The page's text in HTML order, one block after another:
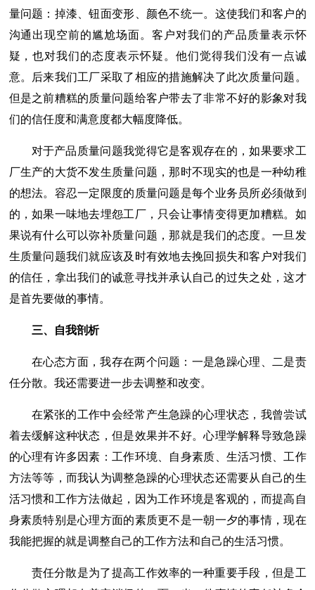
量问题：掉漆、钮面变形、颜色不统一。这使我们和客户的
沟通出现空前的尴尬场面。客户对我们的产品质量表示怀
疑，也对我们的态度表示怀疑。他们觉得我们没有一点诚
意。后来我们工厂采取了相应的措施解决了此次质量问题。
但是之前糟糕的质量问题给客户带去了非常不好的影象对我
们的信任度和满意度都大幅度降低。
对于产品质量问题我觉得它是客观存在的，如果要求工
厂生产的大货不发生质量问题，那时不现实的也是一种幼稚
的想法。容忍一定限度的质量问题是每个业务员所必须做到
的，如果一味地去埋怨工厂，只会让事情变得更加糟糕。如
果说有什么可以弥补质量问题，那就是我们的态度。一旦发
生质量问题我们就应该及时有效地去挽回损失和客户对我们
的信任，拿出我们的诚意寻找并承认自己的过失之处，这才
是首先要做的事情。
三、自我剖析
在心态方面，我存在两个问题：一是急躁心理、二是责
任分散。我还需要进一步去调整和改变。
在紧张的工作中会经常产生急躁的心理状态，我曾尝试
着去缓解这种状态，但是效果并不好。心理学解释导致急躁
的心理有许多因素：工作环境、自身素质、生活习惯、工作
方法等等，而我认为调整急躁的心理状态还需要从自己的生
活习惯和工作方法做起，因为工作环境是客观的，而提高自
身素质特别是心理方面的素质更不是一朝一夕的事情，现在
我能把握的就是调整自己的工作方法和自己的生活习惯。
责任分散是为了提高工作效率的一种重要手段，但是工